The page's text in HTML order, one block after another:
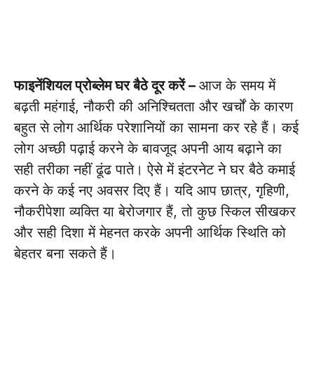
फाइनेंशियल प्रोब्लेम घर बैठे दूर करें – आज के समय में
बढ़ती महंगाई, नौकरी की अनिश्चितता और खर्चों के कारण
बहुत से लोग आर्थिक परेशानियों का सामना कर रहे हैं। कई
लोग अच्छी पढ़ाई करने के बावजूद अपनी आय बढ़ाने का
सही तरीका नहीं ढूंढ पाते। ऐसे में इंटरनेट ने घर बैठे कमाई
करने के कई नए अवसर दिए हैं। यदि आप छात्र, गृहिणी,
नौकरीपेशा व्यक्ति या बेरोजगार हैं, तो कुछ स्किल सीखकर
और सही दिशा में मेहनत करके अपनी आर्थिक स्थिति को
बेहतर बना सकते हैं।